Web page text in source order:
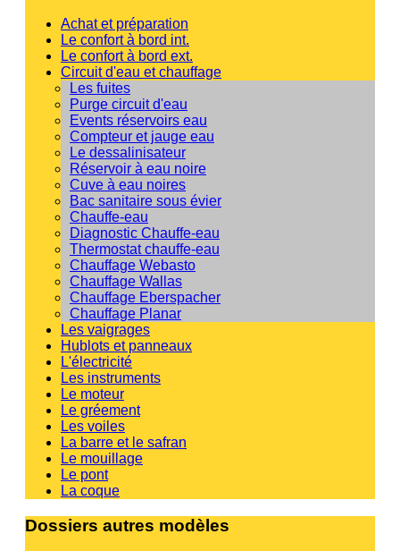
Achat et préparation
Le confort à bord int.
Le confort à bord ext.
Circuit d'eau et chauffage
Les fuites
Purge circuit d'eau
Events réservoirs eau
Compteur et jauge eau
Le dessalinisateur
Réservoir à eau noire
Cuve à eau noires
Bac sanitaire sous évier
Chauffe-eau
Diagnostic Chauffe-eau
Thermostat chauffe-eau
Chauffage Webasto
Chauffage Wallas
Chauffage Eberspacher
Chauffage Planar
Les vaigrages
Hublots et panneaux
L'électricité
Les instruments
Le moteur
Le gréement
Les voiles
La barre et le safran
Le mouillage
Le pont
La coque
Dossiers autres modèles